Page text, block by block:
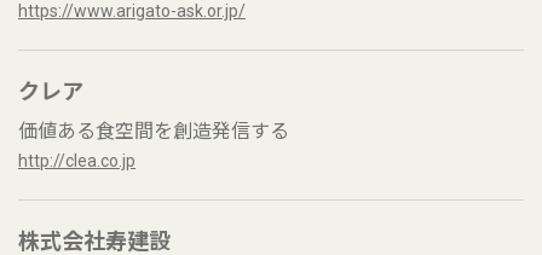
https://www.arigato-ask.or.jp/
クレア
価値ある食空間を創造発信する
http://clea.co.jp
株式会社寿建設